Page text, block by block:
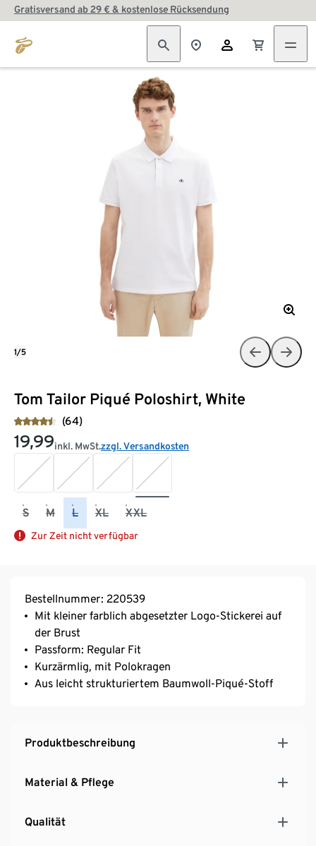
Gratisversand ab 29 € & kostenlose Rücksendung
Tom Tailor Piqué Poloshirt, White
(64)
19,99inkl. MwSt.zzgl. Versandkosten
S M L XL XXL
Zur Zeit nicht verfügbar
1/5
Bestellnummer: 220539
Mit kleiner farblich abgesetzter Logo-Stickerei auf
der Brust
Passform: Regular Fit
Kurzärmlig, mit Polokragen
Aus leicht strukturiertem Baumwoll-Piqué-Stoff
Produktbeschreibung
Material & Pflege
Qualität